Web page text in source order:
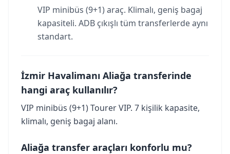
VIP minibüs (9+1) araç. Klimalı, geniş bagaj
kapasiteli. ADB çıkışlı tüm transferlerde aynı
standart.
İzmir Havalimanı Aliağa transferinde
hangi araç kullanılır?
VIP minibüs (9+1) Tourer VIP. 7 kişilik kapasite,
klimalı, geniş bagaj alanı.
Aliağa transfer araçları konforlu mu?